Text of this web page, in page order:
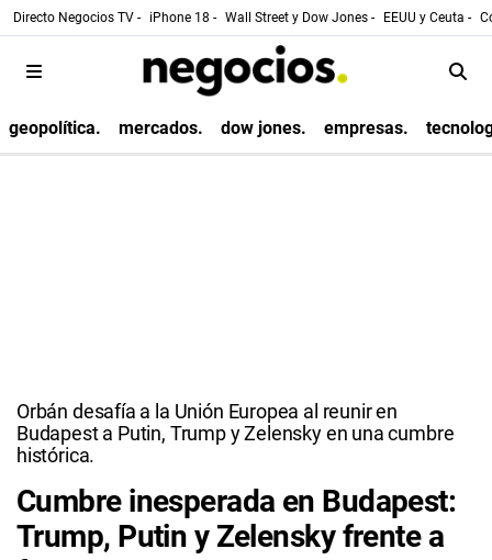
Directo Negocios TV - iPhone 18 - Wall Street y Dow Jones - EEUU y Ceuta -
geopolítica. mercados. dow jones. empresas.
Orbán desafía a la Unión Europea al reunir en
Budapest a Putin, Trump y Zelensky en una cumbre
histórica.
Cumbre inesperada en Budapest:
Trump, Putin y Zelensky frente a